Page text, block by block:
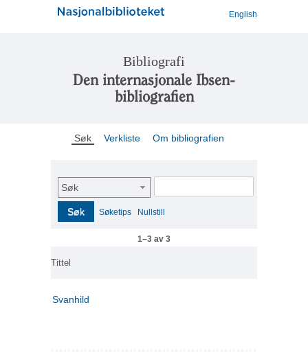
English
Bibliografi
Den internasjonale Ibsen-
bibliografien
Søk Verkliste Om bibliografien
Søk
Søk Søketips Nullstill
1–3 av 3
Tittel
Svanhild